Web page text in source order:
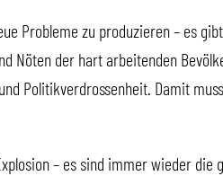
Probleme zu produzieren – es
Nöten der hart arbeitenden
Politikverdrossenheit. Damit
– es sind immer wieder die